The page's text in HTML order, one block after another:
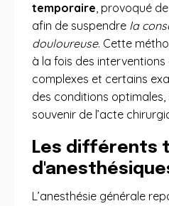
temporaire, provoqué
afin de suspendre la
douloureuse. Cette
à la fois des
complexes et certains
des conditions optimales,
souvenir de l’acte
Les différents
L’anesthésie générale